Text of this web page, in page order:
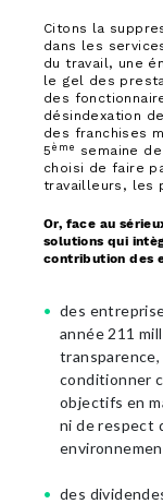
Citons la
dans les
du travail, une
le gel des
des
désindexation
des franchises
5ème
semaine
choisi de faire
travailleurs, les
Or, face au
solutions qui
contribution des
des
année 211
conditionner
objectifs en
ni de respect
des